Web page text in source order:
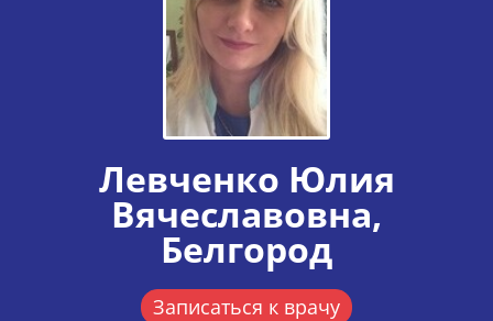
Левченко Юлия
Вячеславовна,
Белгород
Записаться к врачу